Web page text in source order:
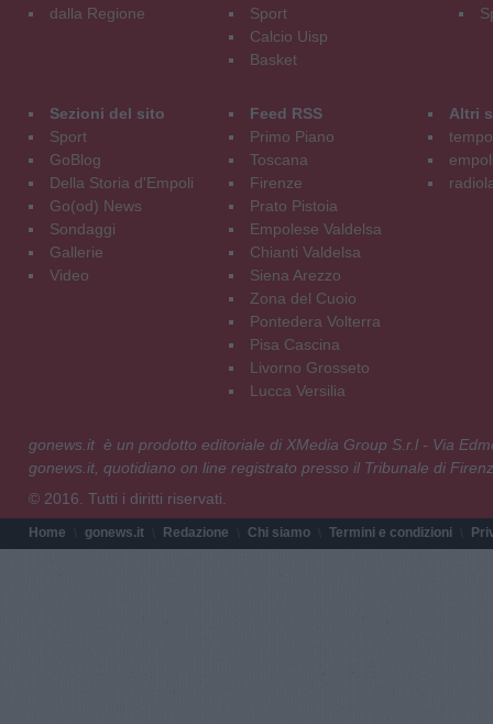
dalla Regione
Sport
Calcio Uisp
Basket
Sezioni del sito
Sport
GoBlog
Della Storia d'Empoli
Go(od) News
Sondaggi
Gallerie
Video
Feed RSS
Primo Piano
Toscana
Firenze
Prato Pistoia
Empolese Valdelsa
Chianti Valdelsa
Siena Arezzo
Zona del Cuoio
Pontedera Volterra
Pisa Cascina
Livorno Grosseto
Lucca Versilia
Altri
gonews.it è un prodotto editoriale di XMedia Group S.r.l - Via
gonews.it, quotidiano on line registrato presso il Tribunale di
© 2016. Tutti i diritti riservati.
Home gonews.it Redazione Chi siamo Termini e condizioni